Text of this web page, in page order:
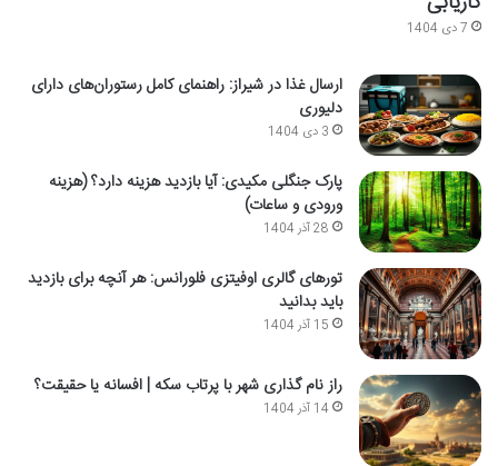
7 دی 1404
ارسال غذا در شیراز: راهنمای کامل رستوران‌های دارای
دلیوری
3 دی 1404
پارک جنگلی مکیدی: آیا بازدید هزینه دارد؟ (هزینه
ورودی و ساعات)
28 آذر 1404
تورهای گالری اوفیتزی فلورانس: هر آنچه برای بازدید
باید بدانید
15 آذر 1404
راز نام گذاری شهر با پرتاب سکه | افسانه یا حقیقت؟
14 آذر 1404